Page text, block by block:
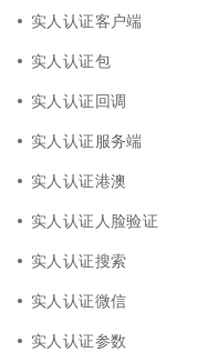
实人认证客户端
实人认证包
实人认证回调
实人认证服务端
实人认证港澳
实人认证人脸验证
实人认证搜索
实人认证微信
实人认证参数